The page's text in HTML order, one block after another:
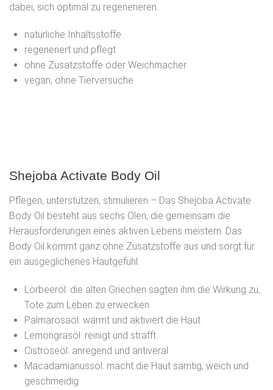
dabei, sich optimal zu regenerieren.
natürliche Inhaltsstoffe
regeneriert und pflegt
ohne Zusatzstoffe oder Weichmacher
vegan, ohne Tierversuche
Shejoba Activate Body Oil
Pflegen, unterstützen, stimulieren – Das Shejoba Activate
Body Oil besteht aus sechs Ölen, die gemeinsam die
Herausforderungen eines aktiven Lebens meistern. Das
Body Oil kommt ganz ohne Zusatzstoffe aus und sorgt für
ein ausgeglichenes Hautgefühl.
Lorbeeröl: die alten Griechen sagten ihm die Wirkung zu,
Tote zum Leben zu erwecken
Palmarosaöl: wärmt und aktiviert die Haut
Lemongrasöl: reinigt und strafft
Ciströseöl: anregend und antiveral
Macadamianussöl: macht die Haut samtig, weich und
geschmeidig